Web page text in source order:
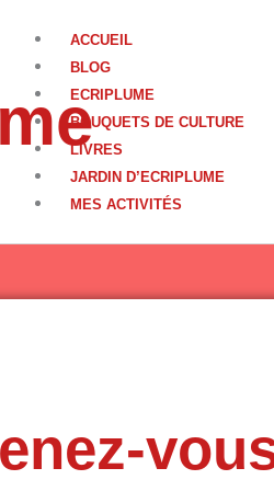
ACCUEIL
BLOG
ECRIPLUME
BOUQUETS DE CULTURE
LIVRES
JARDIN D’ECRIPLUME
MES ACTIVITÉS